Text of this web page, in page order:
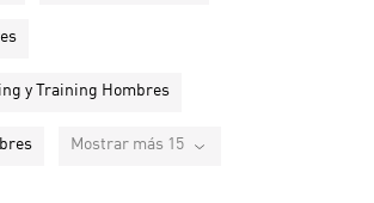
y Training Hombres
Mostrar más 15